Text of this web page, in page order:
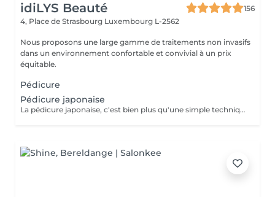
idiLYS Beauté
156
4, Place de Strasbourg Luxembourg L-2562
Nous proposons une large gamme de traitements non invasifs
dans un environnement confortable et convivial à un prix
équitable.
Pédicure
Pédicure japonaise
La pédicure japonaise, c'est bien plus qu'une simple technique de soin des ongles. Le but, c'est vraiment de redonner de l'éclat et de la vitalité aux ongles. Des ingrédients naturels sont utilisés pour chouchouter les ongles et mettre en valeur leur beauté innée : - on nourrit et on renforce les ongles avec des produits comme la cire d'abeille, le lait de riz et le soja. - on utilise des outils spécifiques et des techniques toutes douces, comme un polissage délicat et l'application de pâtes riches en nutriments.